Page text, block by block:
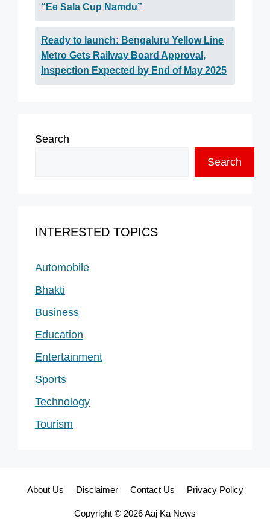
“Ee Sala Cup Namdu”
Ready to launch: Bengaluru Yellow Line
Metro Gets Railway Board Approval,
Inspection Expected by End of May 2025
Search
Search
INTERESTED TOPICS
Automobile
Bhakti
Business
Education
Entertainment
Sports
Technology
Tourism
About Us Disclaimer Contact Us Privacy Policy
Copyright © 2026 Aaj Ka News